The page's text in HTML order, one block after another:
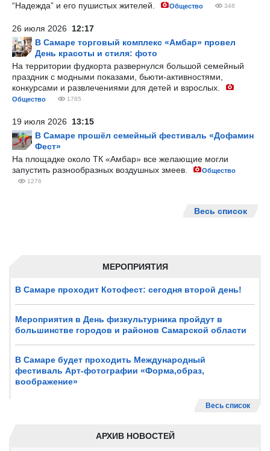
МЕРОПРИЯТИЯ
В Самаре проходит Котофест: сегодня второй день!
Мероприятия в День физкультурника пройдут в
большинстве городов и районов Самарской области
В Самаре будет проходить Международный
фестиваль Арт-фотографии «Форма,образ,
воображение»
Весь список
АРХИВ НОВОСТЕЙ
“Надежда” и его пушистых жителей.
Общество 348
26 июля 2026 12:17
В Самаре торговый комплекс «Амбар» провел
День красоты и стиля: фото
На территории фудкорта развернулся большой семейный
праздник с модными показами, бьюти-активностями,
конкурсами и развлечениями для детей и взрослых.
Общество 1765
19 июля 2026 13:15
В Самаре прошёл семейный фестиваль «Дофамин
Фест»
На площадке около ТК «Амбар» все желающие могли
запустить разнообразных воздушных змеев.
Общество
1276
Весь список